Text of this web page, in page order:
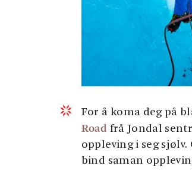
For å koma deg på
Road frå Jondal
oppleving i seg
bind saman